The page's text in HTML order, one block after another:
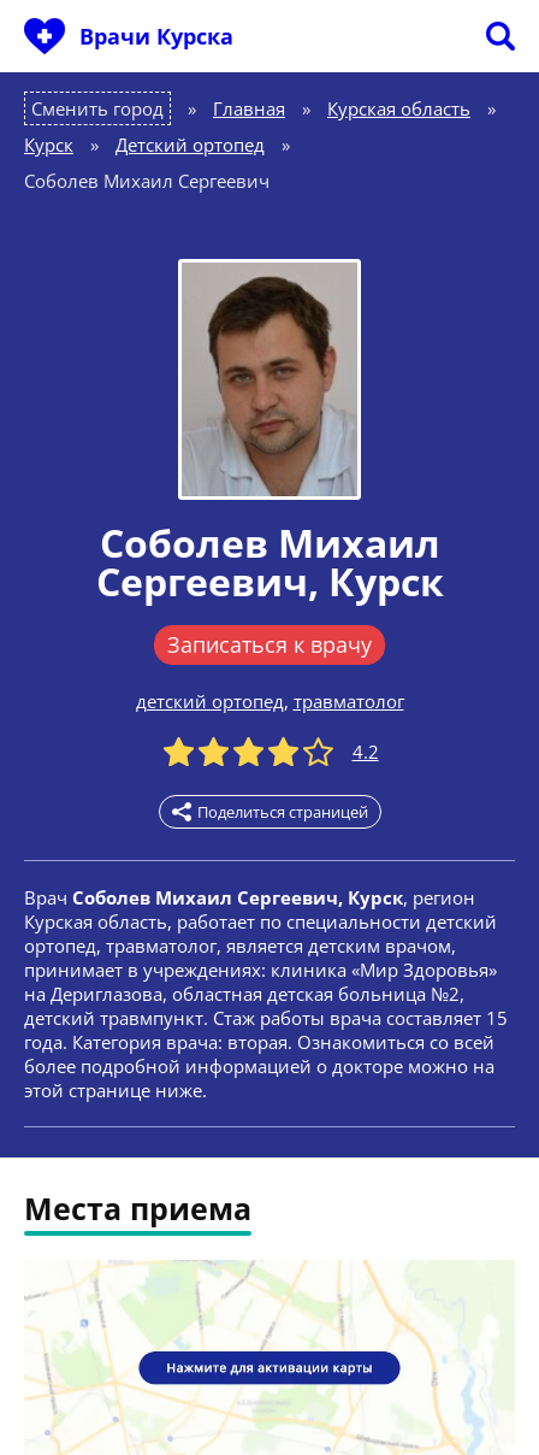
Врачи Курска
Сменить город Главная » Курская область
»
Курск
» Детский ортопед
»
Соболев Михаил Сергеевич
Соболев Михаил
Сергеевич, Курск
Записаться к врачу
детский ортопед, травматолог
4.2
Поделиться страницей
Врач Соболев Михаил Сергеевич, Курск, регион
Курская область, работает по специальности детский
ортопед, травматолог, является детским врачом,
принимает в учреждениях: клиника «Мир Здоровья»
на Дериглазова, областная детская больница №2,
детский травмпункт. Стаж работы врача составляет 15
года. Категория врача: вторая. Ознакомиться со всей
более подробной информацией о докторе можно на
этой странице ниже.
Места приема